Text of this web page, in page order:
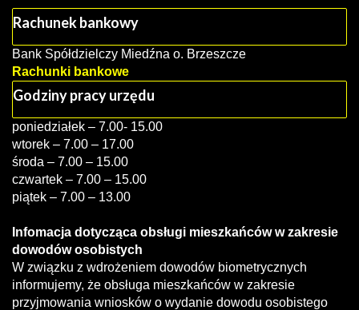
Rachunek bankowy
Bank Spółdzielczy Miedźna o. Brzeszcze
Rachunki bankowe
Godziny pracy urzędu
poniedziałek – 7.00- 15.00
wtorek – 7.00 – 17.00
środa – 7.00 – 15.00
czwartek – 7.00 – 15.00
piątek – 7.00 – 13.00
Infomacja dotycząca obsługi mieszkańców w zakresie
dowodów osobistych
W związku z wdrożeniem dowodów biometrycznych
informujemy, że obsługa mieszkańców w zakresie
przyjmowania wniosków o wydanie dowodu osobistego